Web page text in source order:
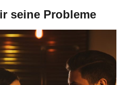
seine Probleme